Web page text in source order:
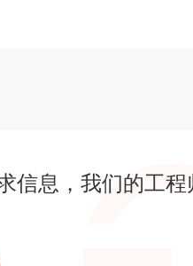
信息，我们的工程